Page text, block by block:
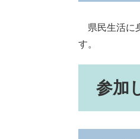
県民生活に
す。
参加